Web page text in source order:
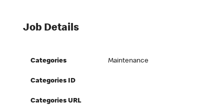
Job Details
Categories Maintenance
Categories ID
Categories URL